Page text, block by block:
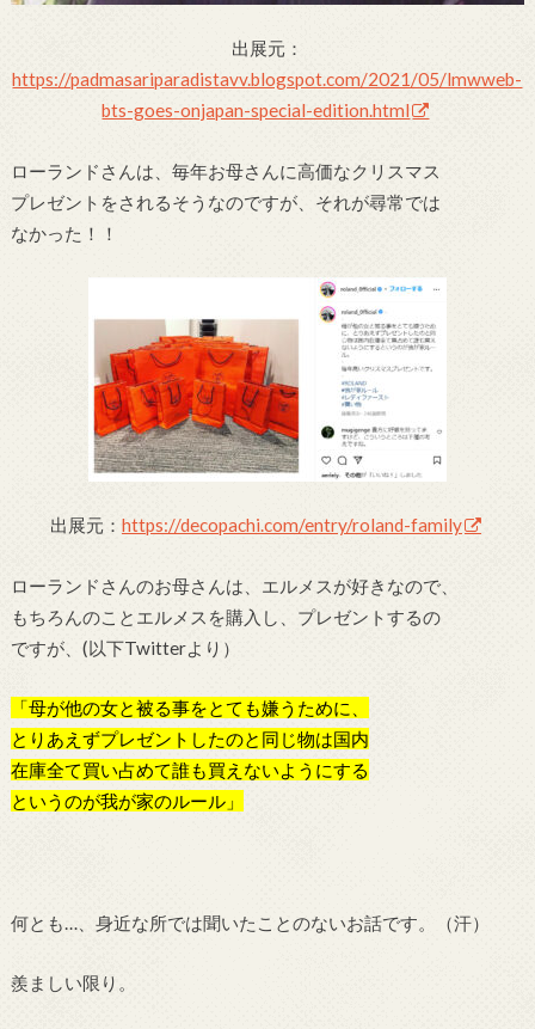
出展元：
https://padmasariparadistavv.blogspot.com/2021/05/lmwweb-
bts-goes-onjapan-special-edition.html
ローランドさんは、毎年お母さんに高価なクリスマス
プレゼントをされるそうなのですが、それが尋常では
なかった！！
出展元： https://decopachi.com/entry/roland-family
ローランドさんのお母さんは、エルメスが好きなので、
もちろんのことエルメスを購入し、プレゼントするの
ですが、(以下Twitterより）
「母が他の女と被る事をとても嫌うために、
とりあえずプレゼントしたのと同じ物は国内
在庫全て買い占めて誰も買えないようにする
というのが我が家のルール」
何とも…、身近な所では聞いたことのないお話です。（汗）
羨ましい限り。